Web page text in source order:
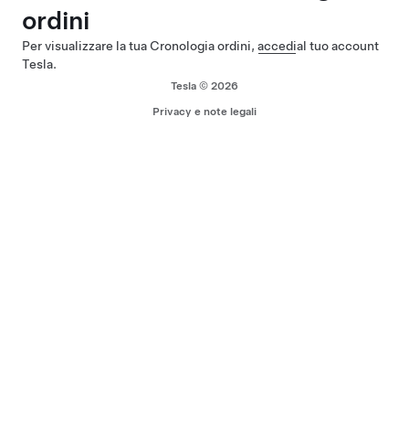
ordini
Per visualizzare la tua Cronologia ordini, accedial tuo account
Tesla.
Tesla © 2026
Privacy e note legali